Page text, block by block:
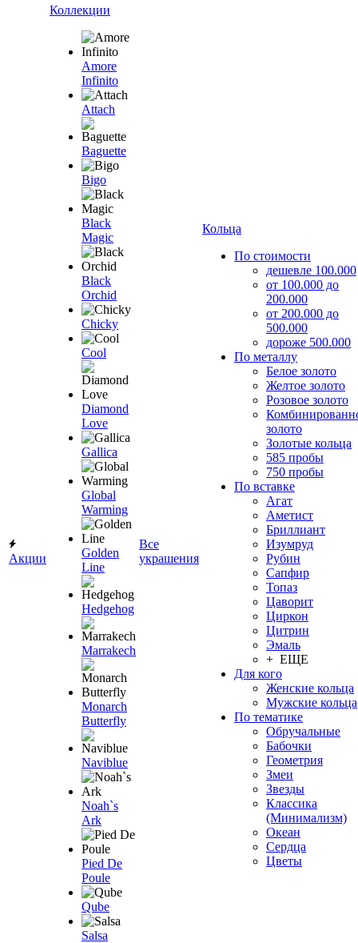
Акции
Коллекции
Amore
Infinito
Attach
Baguette
Bigo
Black
Magic
Black
Orchid
Chicky
Cool
Diamond
Love
Gallica
Global
Warming
Golden
Line
Hedgehog
Marrakech
Monarch
Butterfly
Naviblue
Noah`s
Ark
Pied De
Poule
Qube
Salsa
Все
украшения
Кольца
По стоимости
дешевле 100.000
от 100.000 до
200.000
от 200.000 до
500.000
дороже 500.000
По металлу
Белое золото
Желтое золото
Розовое золото
золото
Золотые кольца
585 пробы
750 пробы
По вставке
Агат
Аметист
Бриллиант
Изумруд
Рубин
Сапфир
Топаз
Цаворит
Циркон
Цитрин
Эмаль
+ ЕЩЕ
Для кого
Женские кольца
Мужские кольца
По тематике
Обручальные
Бабочки
Геометрия
Змеи
Звезды
Классика
(Минимализм)
Океан
Сердца
Цветы